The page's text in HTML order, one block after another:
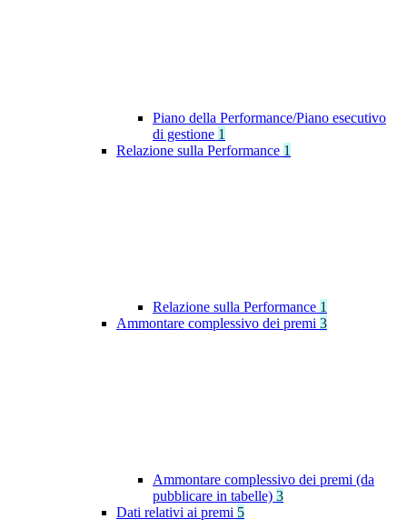
Piano della Performance/Piano esecutivo
di gestione 1
Relazione sulla Performance 1
Relazione sulla Performance 1
Ammontare complessivo dei premi 3
Ammontare complessivo dei premi (da
pubblicare in tabelle) 3
Dati relativi ai premi 5